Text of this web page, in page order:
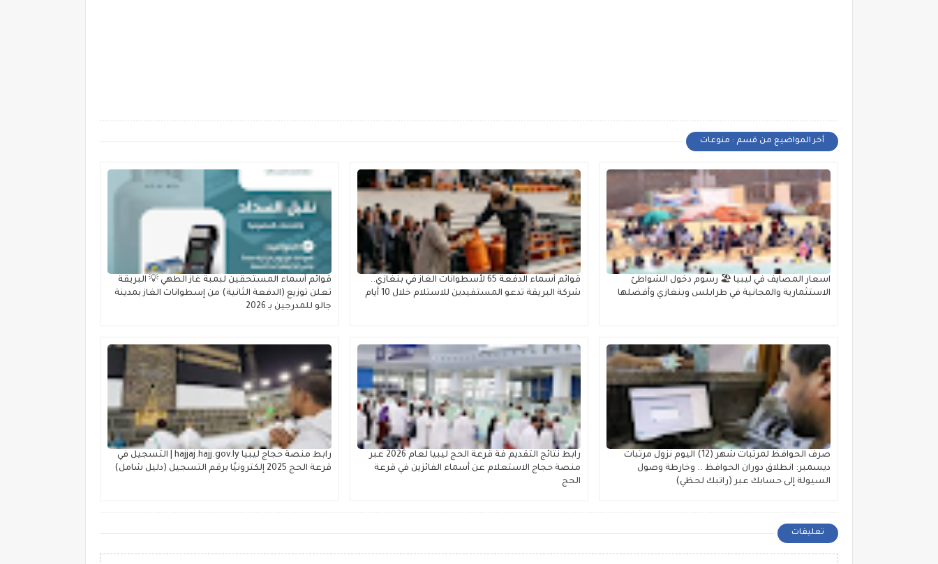
أخر المواضيع من قسم : منوعات
اسعار المصايف في ليبيا 🏖️ رسوم دخول الشواطئ
الاستثمارية والمجانية في طرابلس وبنغازي وأفضلها
قوائم أسماء الدفعة 65 لأسطوانات الغاز في بنغازي..
شركة البريقة تدعو المستفيدين للاستلام خلال 10 أيام
قوائم أسماء المستحقين لبمبة غاز الطهي 💡 البريقة
تعلن توزيع (الدفعة الثانية) من إسطوانات الغاز بمدينة
جالو للمدرجين بـ 2026
صرف الحوافظ لمرتبات شهر (12) اليوم نزول مرتبات
ديسمبر: انطلاق دوران الحوافظ .. وخارطة وصول
السيولة إلى حسابك عبر (راتبك لحظي)
رابط نتائج التقديم فة قرعة الحج ليبيا لعام 2026 عبر
منصة حجاج الاستعلام عن أسماء الفائزين في قرعة
الحج
رابط منصة حجاج ليبيا hajjaj.hajj.gov.ly | التسجيل في
قرعة الحج 2025 إلكترونيًا برقم التسجيل (دليل شامل)
تعليقات